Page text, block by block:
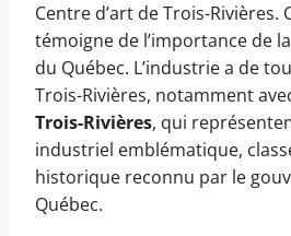
Centre d’art de Trois-
témoigne de l’importance de
du Québec. L’industrie a de
Trois-Rivières, notamment
Trois-Rivières, qui
industriel emblématique,
historique reconnu par le
Québec.